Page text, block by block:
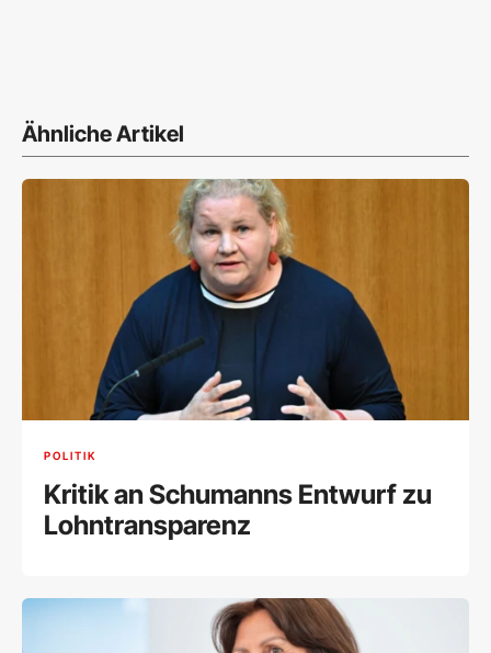
Ähnliche Artikel
POLITIK
Kritik an Schumanns Entwurf zu
Lohntransparenz